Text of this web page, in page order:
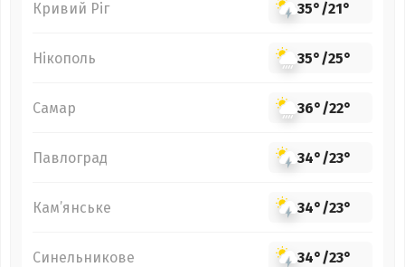
Кривий Ріг 35°/21°
Нікополь 35°/25°
Самар 36°/22°
Павлоград 34°/23°
Кам’янське 34°/23°
Синельникове 34°/23°